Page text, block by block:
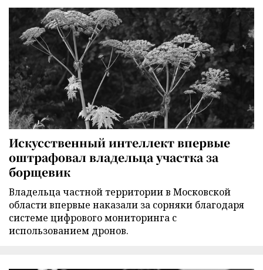
Искусственный интеллект впервые
оштрафовал владельца участка за
борщевик
Владельца частной территории в Московской
области впервые наказали за сорняки благодаря
системе цифрового мониторинга с
использованием дронов.